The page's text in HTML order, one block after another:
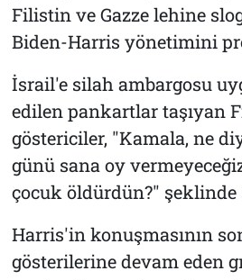
Filistin ve Gazze lehine
Biden-Harris yönetimini
İsrail'e silah ambargosu
edilen pankartlar taşıyan
göstericiler, "Kamala, ne
günü sana oy
çocuk öldürdün?" şeklinde
Harris'in konuşmasının
gösterilerine devam eden